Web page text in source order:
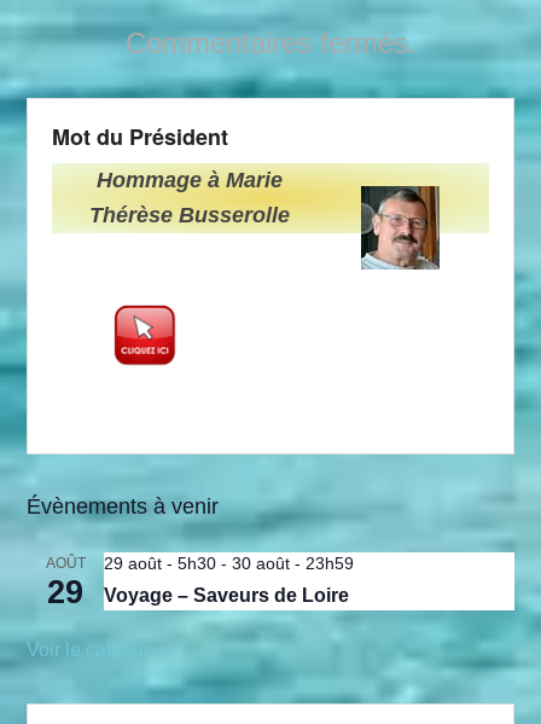
Commentaires fermés.
Mot du Président
Hommage à Marie
Thérèse Busserolle
Évènements à venir
AOÛT
29
29 août - 5h30 -30 août - 23h59
Voyage – Saveurs de Loire
Voir le calendrier